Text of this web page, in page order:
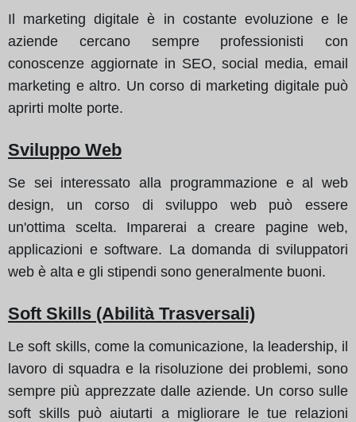
Il marketing digitale è in costante evoluzione e le
aziende cercano sempre professionisti con
conoscenze aggiornate in SEO, social media, email
marketing e altro. Un corso di marketing digitale può
aprirti molte porte.
Sviluppo Web
Se sei interessato alla programmazione e al web
design, un corso di sviluppo web può essere
un'ottima scelta. Imparerai a creare pagine web,
applicazioni e software. La domanda di sviluppatori
web è alta e gli stipendi sono generalmente buoni.
Soft Skills (Abilità Trasversali)
Le soft skills, come la comunicazione, la leadership, il
lavoro di squadra e la risoluzione dei problemi, sono
sempre più apprezzate dalle aziende. Un corso sulle
soft skills può aiutarti a migliorare le tue relazioni